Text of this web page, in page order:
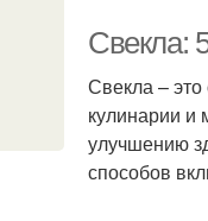
Свекла:
Свекла –
кулинарии и
улучшению
способов